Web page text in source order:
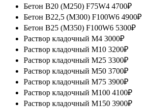
Бетон В20 (М250) F75W4 4700₽
Бетон В22,5 (М300) F100W6 4900₽
Бетон В25 (М350) F100W6 5300₽
Раствор кладочный М4 3000₽
Раствор кладочный М10 3200₽
Раствор кладочный М25 3300₽
Раствор кладочный М50 3700₽
Раствор кладочный М75 3900₽
Раствор кладочный М100 4100₽
Раствор кладочный М150 3900₽